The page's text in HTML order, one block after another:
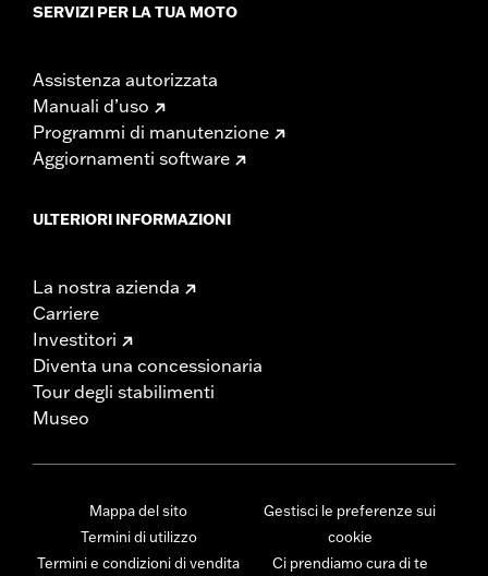
SERVIZI PER LA TUA MOTO
Assistenza autorizzata
Manuali d’uso
Programmi di manutenzione
Aggiornamenti software
ULTERIORI INFORMAZIONI
La nostra azienda
Carriere
Investitori
Diventa una concessionaria
Tour degli stabilimenti
Museo
Mappa del sito
Termini di utilizzo
Termini e condizioni di vendita
Gestisci le preferenze sui
cookie
Ci prendiamo cura di te